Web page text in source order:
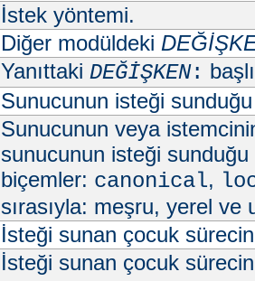
İstek yöntemi.
Diğer modüldeki
Yanıttaki DEĞİŞKEN:
Sunucunun isteği
Sunucunun veya
sunucunun isteği
biçemler: canonical,
sırasıyla: meşru, yerel ve
İsteği sunan çocuk
İsteği sunan çocuk